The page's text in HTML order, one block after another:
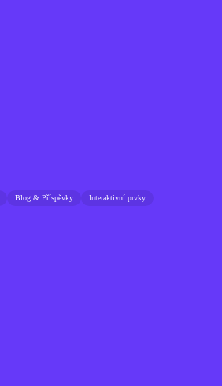
Blog & Příspěvky Interaktivní prvky